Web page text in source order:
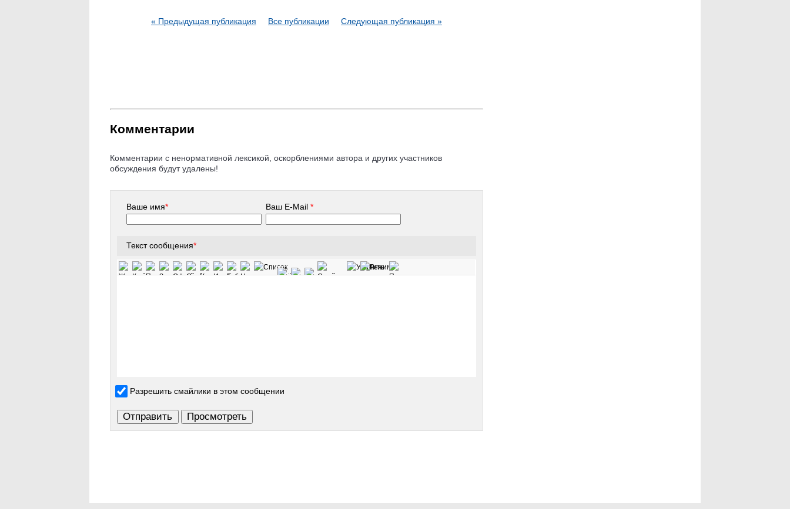
« Предыдущая публикация Все публикации Следующая публикация »
Комментарии
Комментарии с ненормативной лексикой, оскорблениями автора и других участников
обсуждения будут удалены!
Ваше имя* Ваш E-Mail*
Текст сообщения*
Разрешить смайлики в этом сообщении